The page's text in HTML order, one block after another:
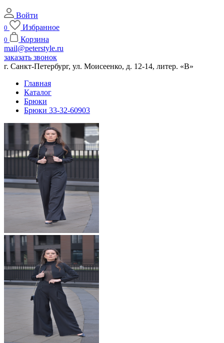
Войти
0 Избранное
0
Корзина
mail@peterstyle.ru
заказать звонок
г. Санкт-Петербург, ул. Моисеенко, д. 12-14, литер. «В»
Главная
Каталог
Брюки
Брюки 33-32-60903